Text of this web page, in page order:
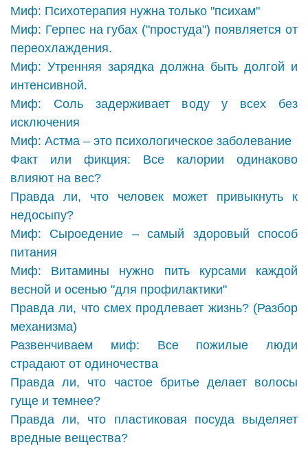
Миф: Психотерапия нужна только "психам"
Миф: Герпес на губах ("простуда") появляется от
переохлаждения.
Миф: Утренняя зарядка должна быть долгой и
интенсивной.
Миф: Соль задерживает воду у всех без
исключения
Миф: Астма – это психологическое заболевание
Факт или фикция: Все калории одинаково
влияют на вес?
Правда ли, что человек может привыкнуть к
недосыпу?
Миф: Сыроедение – самый здоровый способ
питания
Миф: Витамины нужно пить курсами каждой
весной и осенью "для профилактики"
Правда ли, что смех продлевает жизнь? (Разбор
механизма)
Развенчиваем миф: Все пожилые люди
страдают от одиночества
Правда ли, что частое бритье делает волосы
гуще и темнее?
Правда ли, что пластиковая посуда выделяет
вредные вещества?